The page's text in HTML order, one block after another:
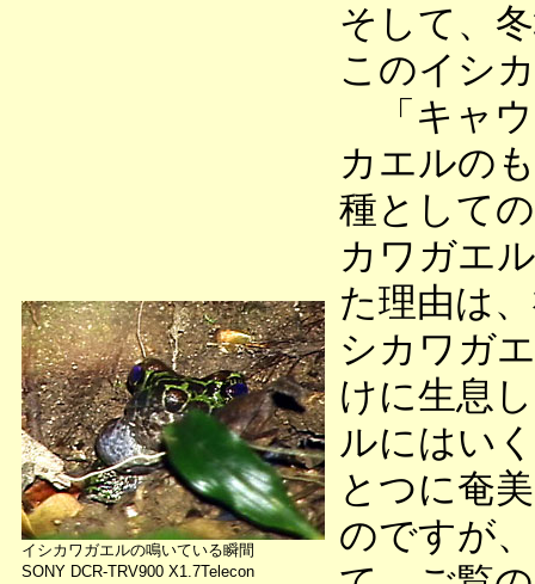
イシカワガエルの鳴いている瞬間
SONY DCR-TRV900 X1.7Telecon
そして、
このイシ
「キャウ
カエルの
種として
カワガエ
た理由は
シカワガ
けに生息
ルにはい
とつに奄
のですが